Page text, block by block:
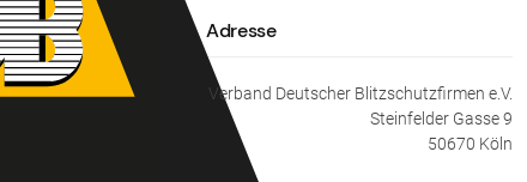
Adresse
Verband Deutscher Blitzschutzfirmen e.V.
Steinfelder Gasse 9
50670 Köln